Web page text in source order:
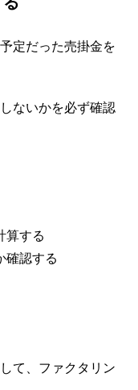
定だった売掛金を
ないかを必ず確認
算する
確認する
て、ファクタリン